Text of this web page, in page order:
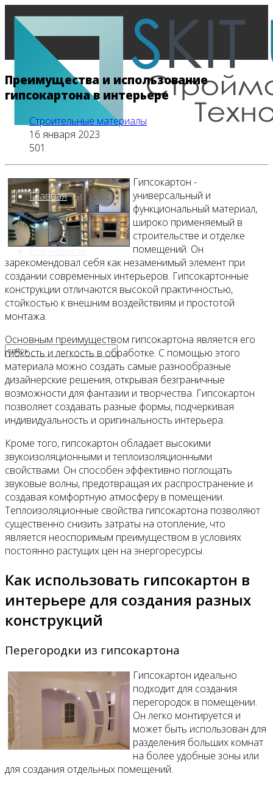
Главная
Все новости
Видео
Преимущества и использование
гипсокартона в интерьере
Строительные материалы
16 января 2023
501
Гипсокартон -
универсальный и
функциональный материал,
широко применяемый в
строительстве и отделке
помещений. Он
зарекомендовал себя как незаменимый элемент при
создании современных интерьеров. Гипсокартонные
конструкции отличаются высокой практичностью,
стойкостью к внешним воздействиям и простотой
монтажа.
Основным преимуществом гипсокартона является его
гибкость и легкость в обработке. С помощью этого
материала можно создать самые разнообразные
дизайнерские решения, открывая безграничные
возможности для фантазии и творчества. Гипсокартон
позволяет создавать разные формы, подчеркивая
индивидуальность и оригинальность интерьера.
Кроме того, гипсокартон обладает высокими
звукоизоляционными и теплоизоляционными
свойствами. Он способен эффективно поглощать
звуковые волны, предотвращая их распространение и
создавая комфортную атмосферу в помещении.
Теплоизоляционные свойства гипсокартона позволяют
существенно снизить затраты на отопление, что
является неоспоримым преимуществом в условиях
постоянно растущих цен на энергоресурсы.
Как использовать гипсокартон в
интерьере для создания разных
конструкций
Перегородки из гипсокартона
Гипсокартон идеально
подходит для создания
перегородок в помещении.
Он легко монтируется и
может быть использован для
разделения больших комнат
на более удобные зоны или
для создания отдельных помещений.